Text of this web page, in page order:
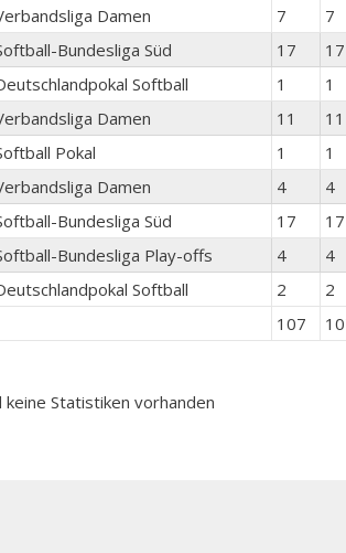
Damen 7 7
Bundesliga Süd 17 17
Softball 1 1
Damen 11 11
Pokal 1 1
Damen 4 4
Bundesliga Süd 17 17
Bundesliga Play-offs 4 4
Softball 2 2
107
Statistiken vorhanden